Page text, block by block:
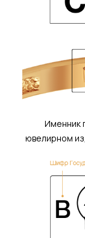
Именник
ювелирном